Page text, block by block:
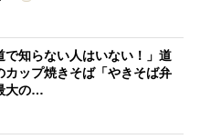
で知らない人はいない！」道
カップ焼きそば「やきそば弁
大の…